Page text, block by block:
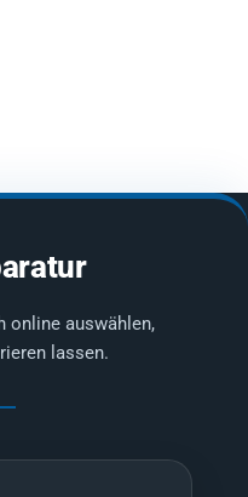
online auswählen,
lassen.